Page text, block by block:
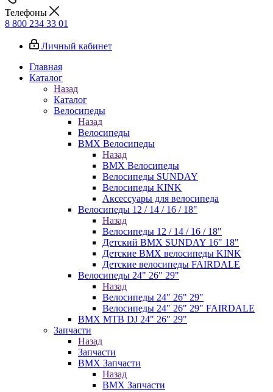
Телефоны
8 800 234 33 01
Личный кабинет
Главная
Каталог
Назад
Каталог
Велосипеды
Назад
Велосипеды
BMX Велосипеды
Назад
BMX Велосипеды
Велосипеды SUNDAY
Велосипеды KINK
Аксессуары для велосипеда
Велосипеды 12 / 14 / 16 / 18"
Назад
Велосипеды 12 / 14 / 16 / 18"
Детский BMX SUNDAY 16" 18"
Детские BMX велосипеды KINK
Детские велосипеды FAIRDALE
Велосипеды 24" 26" 29"
Назад
Велосипеды 24" 26" 29"
Велосипеды 24" 26" 29" FAIRDALE
BMX MTB DJ 24" 26" 29"
Запчасти
Назад
Запчасти
BMX Запчасти
Назад
BMX Запчасти